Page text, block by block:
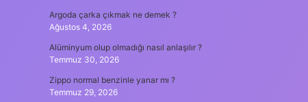
Argoda çarka çıkmak ne demek ?
Ağustos 4, 2026
Alüminyum olup olmadığı nasıl anlaşılır ?
Temmuz 30, 2026
Zippo normal benzinle yanar mı ?
Temmuz 29, 2026